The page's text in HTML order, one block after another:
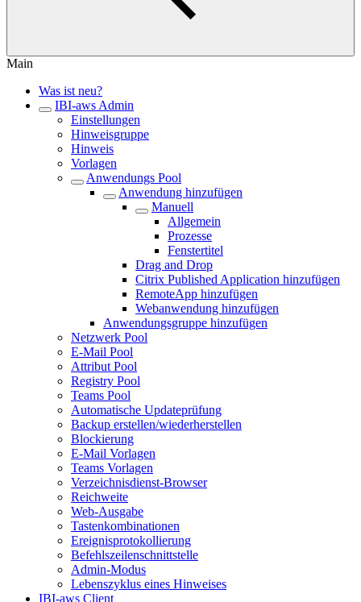
Main
Was ist neu?
IBI-aws Admin
Einstellungen
Hinweisgruppe
Hinweis
Vorlagen
Anwendungs Pool
Anwendung hinzufügen
Manuell
Allgemein
Prozesse
Fenstertitel
Drag and Drop
Citrix Published Application hinzufügen
RemoteApp hinzufügen
Webanwendung hinzufügen
Anwendungsgruppe hinzufügen
Netzwerk Pool
E-Mail Pool
Attribut Pool
Registry Pool
Teams Pool
Automatische Updateprüfung
Backup erstellen/wiederherstellen
Blockierung
E-Mail Vorlagen
Teams Vorlagen
Verzeichnisdienst-Browser
Reichweite
Web-Ausgabe
Tastenkombinationen
Ereignisprotokollierung
Befehlszeilenschnittstelle
Admin-Modus
Lebenszyklus eines Hinweises
IBI-aws Client